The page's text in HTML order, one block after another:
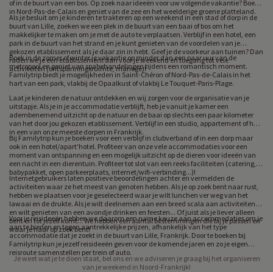
of in de buurt van een bos. Op zoek naar ideeën voor uw volgende vakantie? Boek
in Nord-Pas-de-Calais en geniet van de zee en het weelderige groene platteland.
Als je besluit om je kinderen te trakteren op een weekend in een stad of dorp in de
buurt van Lille, zoeken we een plek in de buurt van een baai of bos om het
makkelijker te maken om je met de auto te verplaatsen. Verblijf in een hotel, een
park in de buurt van het strand en je kunt genieten van de voordelen van je
gekozen etablissement als je daar zin in hebt. Geef je de voorkeur aan tuinen? Dan
raden we je een etablissement aan voor je weekend en toegang tot vele
activiteiten (ontspanningsruimte, manege)!
Boek in de zomer of winter je vakantie op minder dan een paar uur van de
metropool en geniet van spabehandelingen tijdens een romantisch moment.
Familytrip biedt je mogelijkheden in Saint-Chéron of Nord-Pas-de-Calais in het
hart van een park, vlakbij de Opaalkust of vlakbij Le Touquet-Paris-Plage.
Laat je kinderen de natuur ontdekken en wij zorgen voor de organisatie van je
uitstapje. Als je in je accommodatie verblijft, heb je vanuit je kamer een
adembenemend uitzicht op de natuur en de baai op slechts een paar kilometer
van het door jou gekozen etablissement. Verblijf in een studio, appartement of huis
in een van onze meeste dorpen in Frankrijk.
Bij Familytrip kun je boeken voor een verblijf in clubverband of in een dorp maar
ook in een hotel/apart'hotel. Profiteer van onze vele accommodaties voor een
moment van ontspanning en een mogelijk uitzicht op de dieren voor ideeën van
een nacht in een dierentuin. Profiteer tot slot van een reeks faciliteiten (catering,
babypakket, open parkeerplaats, internet/wifi-verbinding...)!
Internetgebruikers laten positieve beoordelingen achter en vermelden de
activiteiten waar ze het meest van genoten hebben. Als je op zoek bent naar rust,
hebben we plaatsen voor je geselecteerd waar je wilt lunchen ver weg van het
lawaai en de drukte. Als je wilt deelnemen aan een breed scala aan activiteiten
en wilt genieten van een avondje drinken en feesten... Of juist als je liever alleen
bent en tot jezelf komt... We hebben een aantal bestemmingen die bij je passen en
waar je naar op zoek bent!
Voor je reisideeën hebben we daarom een ruime keuze aan accommodaties om je
aan te bieden en tegen aantrekkelijke prijzen, afhankelijk van het type
accommodatie dat je zoekt in de buurt van Lille, Frankrijk. Door te boeken bij
Familytrip kun je jezelf reisideeën geven voor de komende jaren en zo je eigen
reisroute samenstellen per trein of auto.
Je weet wat je te doen staat, bel ons en we adviseren je graag bij het organiseren
van je weekend in Noord-Frankrijk!